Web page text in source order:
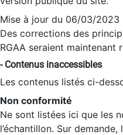
Mise à jour du 06/03/2023
Des corrections des
RGAA seraient
- Contenus inaccessibles
Les contenus listés ci-
Non conformité
Ne sont listées ici que les
l’échantillon. Sur